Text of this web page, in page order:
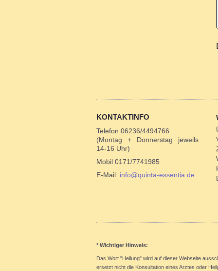
KONTAKTINFO
Telefon 06236/4494766
(Montag + Donnerstag jeweils
14-16 Uhr)
Mobil 0171/7741985
E-Mail: info@quinta-essentia.de
* Wichtiger Hinweis:
Das Wort "Heilung" wird auf dieser Webseite
ersetzt nicht die Konsultation eines Arztes oder